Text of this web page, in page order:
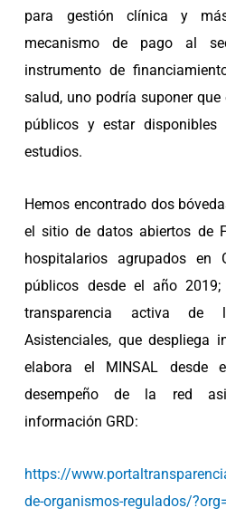
para gestión clínica y
mecanismo de pago al
instrumento de
salud, uno podría suponer
públicos y estar
estudios.
Hemos encontrado dos
el sitio de datos abiertos de
hospitalarios agrupados en
públicos desde el año
transparencia activa
Asistenciales, que despliega
elabora el MINSAL desde
desempeño de la red
información GRD:
https://
de-organismos-regulados/